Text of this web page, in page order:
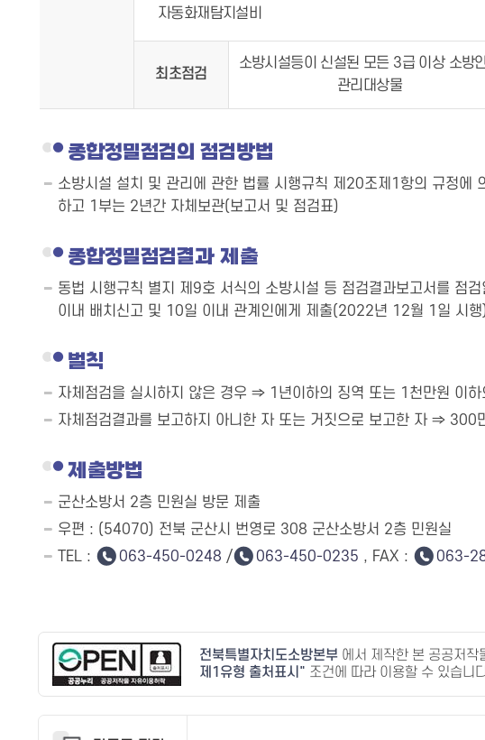
자동화재탐지설비
최초점검
소방시설등이 신설된 모든 3급 이상 소방
관리대상물
종합정밀점검의 점검방법
소방시설 설치 및 관리에 관한 법률 시행규칙 제20조제1항의 규정에
하고 1부는 2년간 자체보관(보고서 및 점검표)
종합정밀점검결과 제출
동법 시행규칙 별지 제9호 서식의 소방시설 등 점검결과보고서를 점
이내 배치신고 및 10일 이내 관계인에게 제출(2022년 12월 1일 시행
벌칙
자체점검을 실시하지 않은 경우 ⇒ 1년이하의 징역 또는 1천만원 이하
자체점검결과를 보고하지 아니한 자 또는 거짓으로 보고한 자 ⇒ 300
제출방법
군산소방서 2층 민원실 방문 제출
우편 : (54070) 전북 군산시 번영로 308 군산소방서 2층 민원실
TEL :
063-450-0248 / 063-450-0235 , FAX : 063-
전북특별자치도소방본부 에서 제작한 본 공공저작
제1유형 출처표시
조건에 따라 이용할 수 있습니